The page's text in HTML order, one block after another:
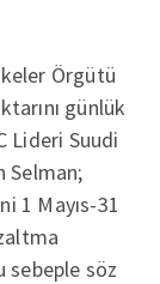
Örgütü
günlük
Lideri Suudi
Selman;
1 Mayıs-31
sebeple söz